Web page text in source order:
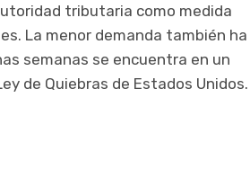
tributaria como medida
La menor demanda también ha
semanas se encuentra en un
de Quiebras de Estados Unidos.